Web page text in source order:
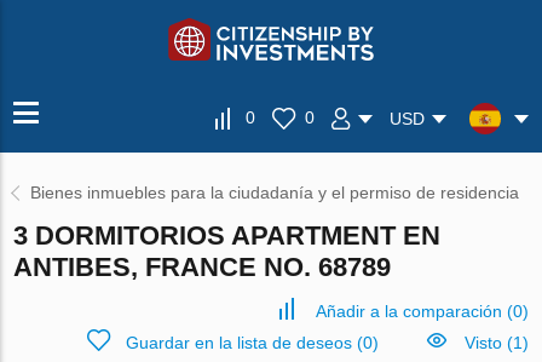
0 0 USD
Bienes inmuebles para la ciudadanía y el permiso de residencia
3 DORMITORIOS APARTMENT EN
ANTIBES, FRANCE NO. 68789
Añadir a la comparación (0)
Guardar en la lista de deseos(0)
Visto (1)